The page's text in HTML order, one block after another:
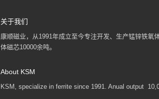
关于我们
康顺磁业，从1991年成立至今专注开发、生产锰锌铁氧
体磁芯10000余吨。
About KSM
KSM, specialize in ferrite since 1991. Anual output